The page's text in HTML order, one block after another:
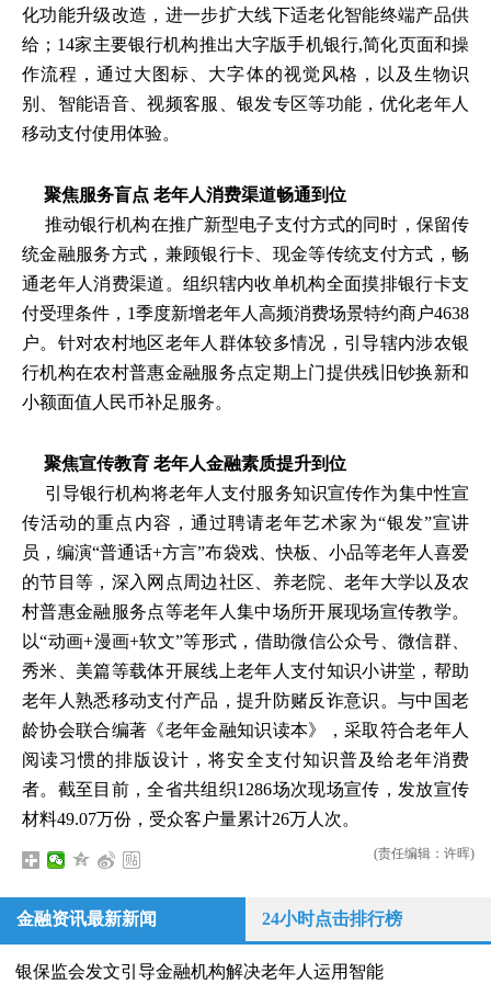
化功能升级改造，进一步扩大线下适老化智能终端产品供
给；14家主要银行机构推出大字版手机银行,简化页面和操
作流程，通过大图标、大字体的视觉风格，以及生物识
别、智能语音、视频客服、银发专区等功能，优化老年人
移动支付使用体验。
聚焦服务盲点 老年人消费渠道畅通到位
推动银行机构在推广新型电子支付方式的同时，保留传
统金融服务方式，兼顾银行卡、现金等传统支付方式，畅
通老年人消费渠道。组织辖内收单机构全面摸排银行卡支
付受理条件，1季度新增老年人高频消费场景特约商户4638
户。针对农村地区老年人群体较多情况，引导辖内涉农银
行机构在农村普惠金融服务点定期上门提供残旧钞换新和
小额面值人民币补足服务。
聚焦宣传教育 老年人金融素质提升到位
引导银行机构将老年人支付服务知识宣传作为集中性宣
传活动的重点内容，通过聘请老年艺术家为“银发”宣讲
员，编演“普通话+方言”布袋戏、快板、小品等老年人喜爱
的节目等，深入网点周边社区、养老院、老年大学以及农
村普惠金融服务点等老年人集中场所开展现场宣传教学。
以“动画+漫画+软文”等形式，借助微信公众号、微信群、
秀米、美篇等载体开展线上老年人支付知识小讲堂，帮助
老年人熟悉移动支付产品，提升防赌反诈意识。与中国老
龄协会联合编著《老年金融知识读本》，采取符合老年人
阅读习惯的排版设计，将安全支付知识普及给老年消费
者。截至目前，全省共组织1286场次现场宣传，发放宣传
材料49.07万份，受众客户量累计26万人次。
(责任编辑：许晖)
金融资讯最新新闻 24小时点击排行榜
银保监会发文引导金融机构解决老年人运用智能